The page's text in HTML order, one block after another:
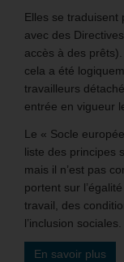
Elles se traduisent
avec des
accès à des
cela a été
travailleurs
entrée en vigueur
Le « Socle
liste des principes
mais il n’est pas
portent sur
travail, des
l’inclusion sociales.
En savoir plus